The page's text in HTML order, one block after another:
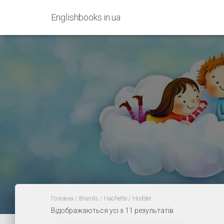
Englishbooks.in.ua
Головна / Brands / Hachette / Hodder
Відображаються усі з 11 результатів